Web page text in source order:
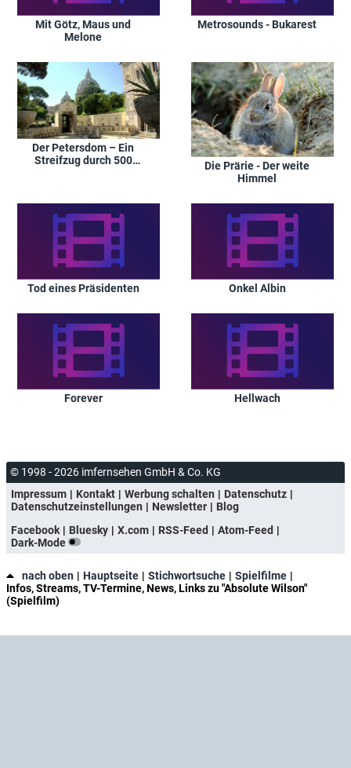
Mit Götz, Maus und
Melone
Metrosounds - Bukarest
Der Petersdom – Ein
Streifzug durch 500
Die Prärie - Der weite
Himmel
Tod eines Präsidenten Onkel Albin
Forever Hellwach
© 1998 - 2026 imfernsehen GmbH & Co. KG
Impressum
Kontakt Werbung schalten
Datenschutz
Datenschutzeinstellungen
Newsletter
Blog
Facebook
Bluesky X.com RSS-Feed
Atom-Feed
Dark-Mode
nach oben Hauptseite Stichwortsuche
Spielfilme
Infos, Streams, TV-Termine, News, Links zu "Absolute Wilson"
(Spielfilm)